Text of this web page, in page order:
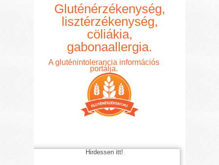
Gluténérzékenység,
lisztérzékenység,
cöliákia,
gabonaallergia.
A gluténintolerancia információs
portálja.
Hirdessen itt!